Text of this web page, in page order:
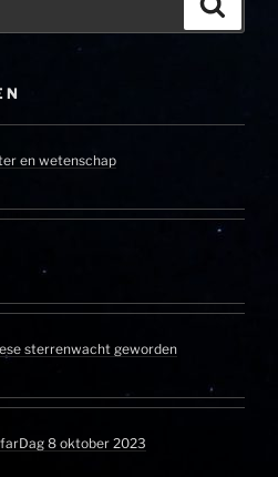
en wetenschap
sterrenwacht geworden
8 oktober 2023